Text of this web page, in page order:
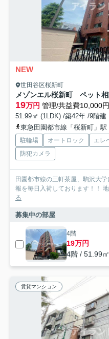
NEW
世田谷区桜新町
19万円 管理/共益費10,000円
51.99㎡ (1LDK) /築42年 /9階建
東急田園都市線「桜新町」駅
駐輪場 オートロック エレ
防犯カメラ
田園都市線の三軒茶屋、駒沢大
報を毎日入荷しております！！
る
募集中の部屋
4階
19万円
4階 / 51.99
賃貸マンション